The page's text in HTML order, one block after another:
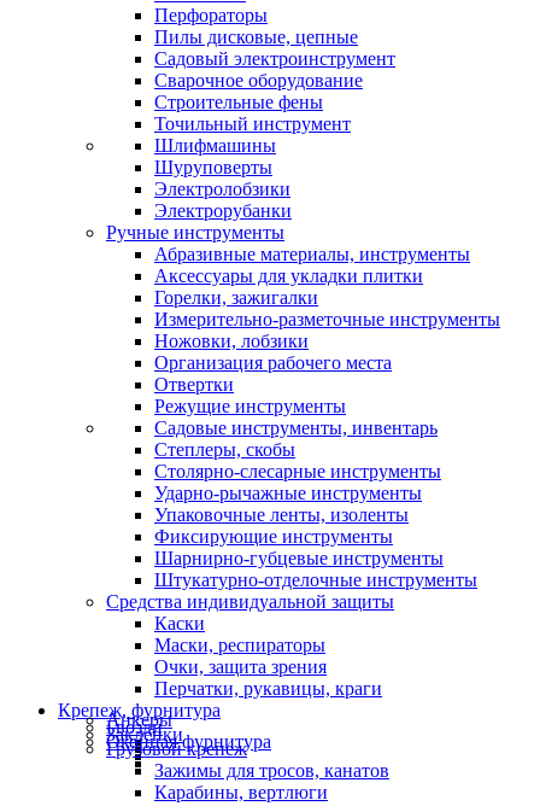
Перфораторы
Пилы дисковые, цепные
Садовый электроинструмент
Сварочное оборудование
Строительные фены
Точильный инструмент
Шлифмашины
Шуруповерты
Электролобзики
Электрорубанки
Ручные инструменты
Абразивные материалы, инструменты
Аксессуары для укладки плитки
Горелки, зажигалки
Измерительно-разметочные инструменты
Ножовки, лобзики
Организация рабочего места
Отвертки
Режущие инструменты
Садовые инструменты, инвентарь
Степлеры, скобы
Столярно-слесарные инструменты
Ударно-рычажные инструменты
Упаковочные ленты, изоленты
Фиксирующие инструменты
Шарнирно-губцевые инструменты
Штукатурно-отделочные инструменты
Средства индивидуальной защиты
Каски
Маски, респираторы
Очки, защита зрения
Перчатки, рукавицы, краги
Крепеж, фурнитура
Анкеры
Гвозди
Заклепки
Оконная фурнитура
Грузовой крепеж
Зажимы для тросов, канатов
Карабины, вертлюги